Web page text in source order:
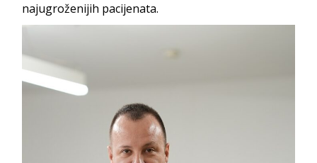
najugroženijih pacijenata.